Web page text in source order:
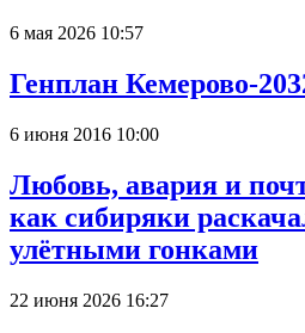
6 мая 2026 10:57
Генплан Кемерово-
6 июня 2016 10:00
Любовь, авария и
как сибиряки
улётными гонками
22 июня 2026 16:27